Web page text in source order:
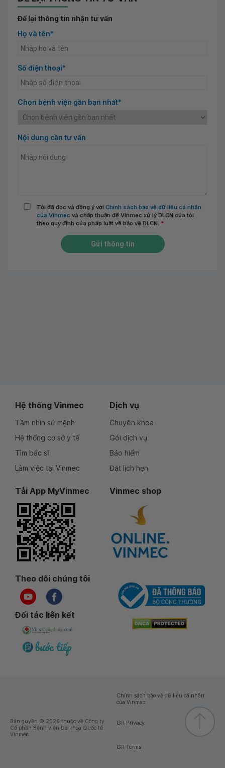
Để lại thông tin nhận tư vấn
Họ và tên*
Số điện thoại*
Chọn bệnh viện gần bạn nhất*
Nội dung cần tư vấn
Tôi đã đọc và đồng ý với Chính sách bảo vệ dữ liệu cá nhân
của Vinmec và chấp thuận để Vinmec xử lý DLCN của tôi
theo quy định của pháp luật về bảo vệ DLCN. *
Gửi thông tin
Hệ thống Vinmec
Tầm nhìn sứ mệnh
Hệ thống cơ sở y tế
Tìm bác sĩ
Làm việc tại Vinmec
Dịch vụ
Chuyên khoa
Gói dịch vụ
Bảo hiểm
Đặt lịch hẹn
Tải App MyVinmec Vinmec shop
Theo dõi chúng tôi
Đối tác liên kết
Bản quyền © 2026 thuộc về Công ty
Cổ phần Bệnh viện Đa khoa Quốc tế
Vinmec
Chính sách bảo vệ dữ liệu cá nhân
của Vinmec
GR Privacy
GR Terms